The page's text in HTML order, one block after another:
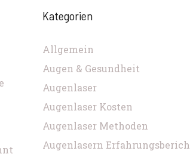
Kategorien
Allgemein
Augen & Gesundheit
Augenlaser
Augenlaser Kosten
Augenlaser Methoden
Augenlasern